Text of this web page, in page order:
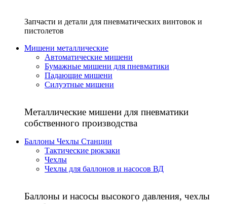
Запчасти и детали для пневматических винтовок и
пистолетов
Мишени металлические
Автоматические мишени
Бумажные мишени для пневматики
Падающие мишени
Силуэтные мишени
Металлические мишени для пневматики
собственного производства
Баллоны Чехлы Станции
Тактические рюкзаки
Чехлы
Чехлы для баллонов и насосов ВД
Баллоны и насосы высокого давления, чехлы